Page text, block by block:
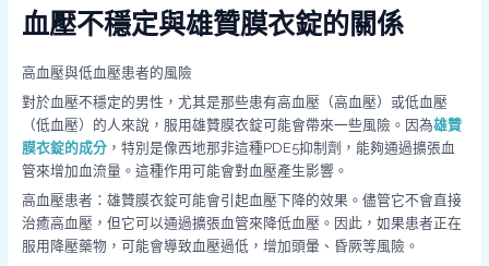
血壓不穩定與雄贊膜衣錠的關係
高血壓與低血壓患者的風險
對於血壓不穩定的男性，尤其是那些患有高血壓（高血壓）或低血壓
（低血壓）的人來說，服用雄贊膜衣錠可能會帶來一些風險。因為雄贊
膜衣錠的成分，特別是像西地那非這種PDE5抑制劑，能夠通過擴張血
管來增加血流量。這種作用可能會對血壓產生影響。
高血壓患者：雄贊膜衣錠可能會引起血壓下降的效果。儘管它不會直接
治癒高血壓，但它可以通過擴張血管來降低血壓。因此，如果患者正在
服用降壓藥物，可能會導致血壓過低，增加頭暈、昏厥等風險。